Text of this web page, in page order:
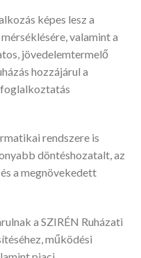
képes lesz a
valamint a
jövedelemtermelő
hozzájárul a
foglalkoztatás
rendszere is
döntéshozatalt, az
a megnövekedett
a SZIRÉN Ruházati
működési